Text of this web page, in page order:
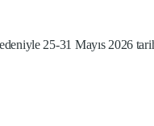
25-31 Mayıs 2026